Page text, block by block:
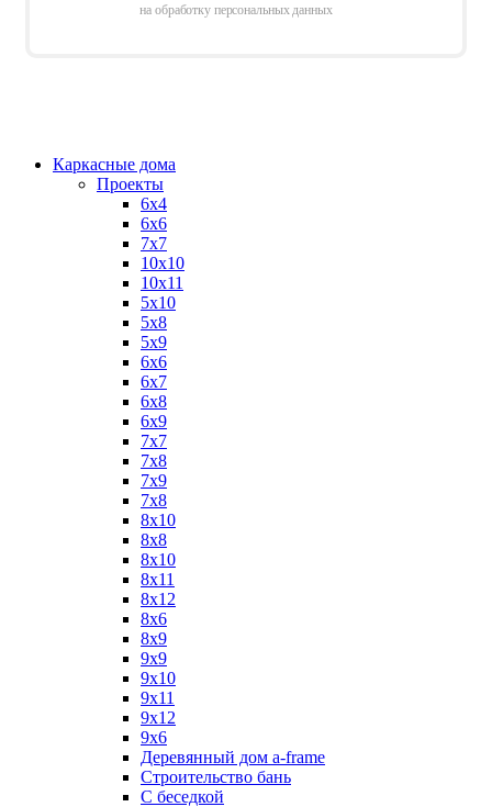
на обработку персональных данных
Каркасные дома
Проекты
6х4
6х6
7х7
10х10
10х11
5х10
5х8
5х9
6x6
6x7
6x8
6x9
7x7
7x8
7x9
7х8
8x10
8x8
8х10
8х11
8х12
8х6
8х9
9x9
9х10
9х11
9х12
9х6
Деревянный дом a-frame
Строительство бань
С беседкой